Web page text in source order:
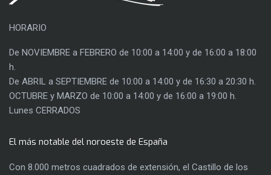
HORARIO
De NOVIEMBRE a FEBRERO de 10:00 a 14:00 y de 16:00 a 18:00
h.
De ABRIL a SEPTIEMBRE de 10:00 a 14:00 y de 16:30 a 20:30 h.
OCTUBRE y MARZO de 10:00 a 14:00 y de 16:00 a 19:00 h.
Lunes CERRADOS
El más notable del noroeste de España
Con 8.000 metros cuadrados de extensión, el Castillo de los